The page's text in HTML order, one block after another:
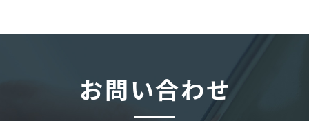
お問い合わせ